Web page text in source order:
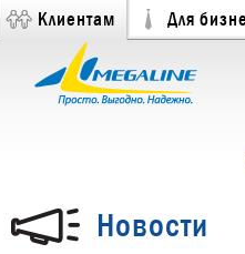
Клиентам Для
Новости